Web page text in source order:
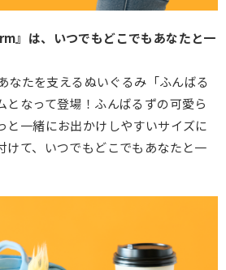
』は、いつでもどこでもあなたと一
なたを支えるぬいぐるみ「ふんばる
となって登場！ふんばるずの可愛ら
と一緒にお出かけしやすいサイズに
けて、いつでもどこでもあなたと一